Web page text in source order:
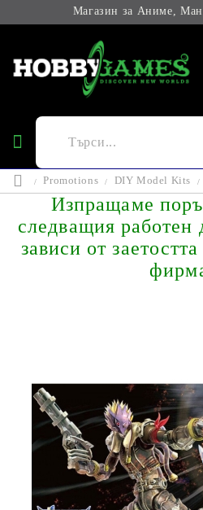
Магазин за Аниме,
Promotions DIY Model Kits
Изпращаме
следващия работен
зависи от